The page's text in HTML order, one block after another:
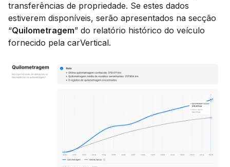
transferências de propriedade. Se estes dados
estiverem disponíveis, serão apresentados na secção
“Quilometragem” do relatório histórico do veículo
fornecido pela carVertical.